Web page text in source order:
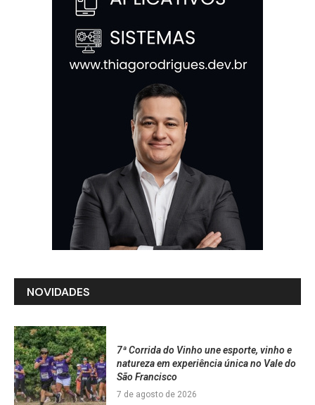
NOVIDADES
7ª Corrida do Vinho une esporte, vinho e
natureza em experiência única no Vale do
São Francisco
7 de agosto de 2026